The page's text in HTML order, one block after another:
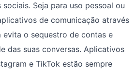
sociais. Seja para uso pessoal ou
de comunicação através
evita o sequestro de contas e
das suas conversas. Aplicativos
e TikTok estão sempre